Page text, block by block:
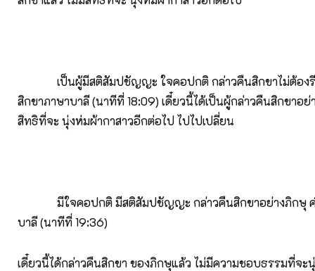
เป็นผู้มีสติสัมปชัญญะ ใจคอปกติ กล่าวคืนสิกขาไม่ต้องรี
สิกขาภาษาบาลี (นาทีที่ 18:09) เดี๋ยวนี้ได้เป็นผู้กล่าวคืนสิกขาอย่
สิทธิที่จะ นุ่งห่มผ้ากาสาวอีกต่อไป ไปไปเปลี่ยน
มีใจคอปกติ มีสติสัมปชัญญะ กล่าวคืนสิกขาอย่างภิกษุ ค
บาลี (นาทีที่ 19:36)
เดี๋ยวนี้ได้กล่าวคืนสิกขา ของภิกษุแล้ว ไม่มีความชอบธรรมที่จะ